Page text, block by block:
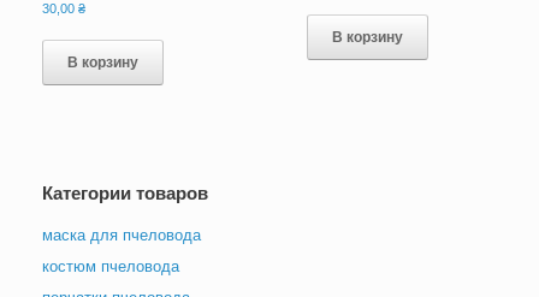
30,00 ₴
В корзину
В корзину
Категории товаров
маска для пчеловода
костюм пчеловода